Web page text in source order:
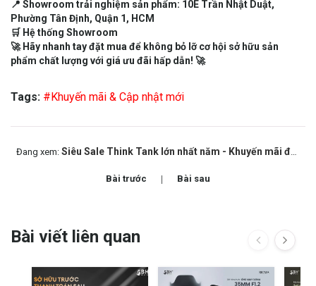
📍 Showroom trải nghiệm sản phẩm: 10E Trần Nhật Duật,
Phường Tân Định, Quận 1, HCM
🛒 Hệ thống Showroom
🚀 Hãy nhanh tay đặt mua để không bỏ lỡ cơ hội sở hữu sản
phẩm chất lượng với giá ưu đãi hấp dẫn! 🚀
Tags: #Khuyến mãi & Cập nhật mới
Đang xem: Siêu Sale Think Tank lớn nhất năm - Khuyến mãi đến 50%
Bài trước Bài sau
Bài viết liên quan